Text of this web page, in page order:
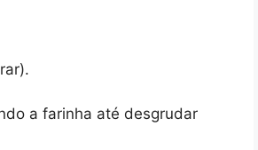
a farinha até desgrudar